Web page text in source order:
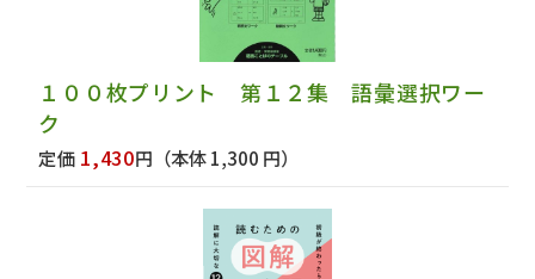
１００枚プリント 第１２集 語彙選択ワー
ク
定価 1,430円 （本体 1,300 円）